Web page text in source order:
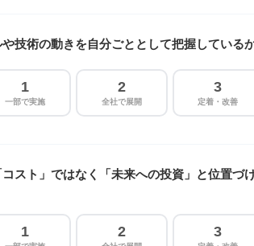
技術の動きを自分ごととして把握している
1
一部で実施
2
全社で展開
3
定着・改善
スト」ではなく「未来への投資」と位置づ
1 2 3